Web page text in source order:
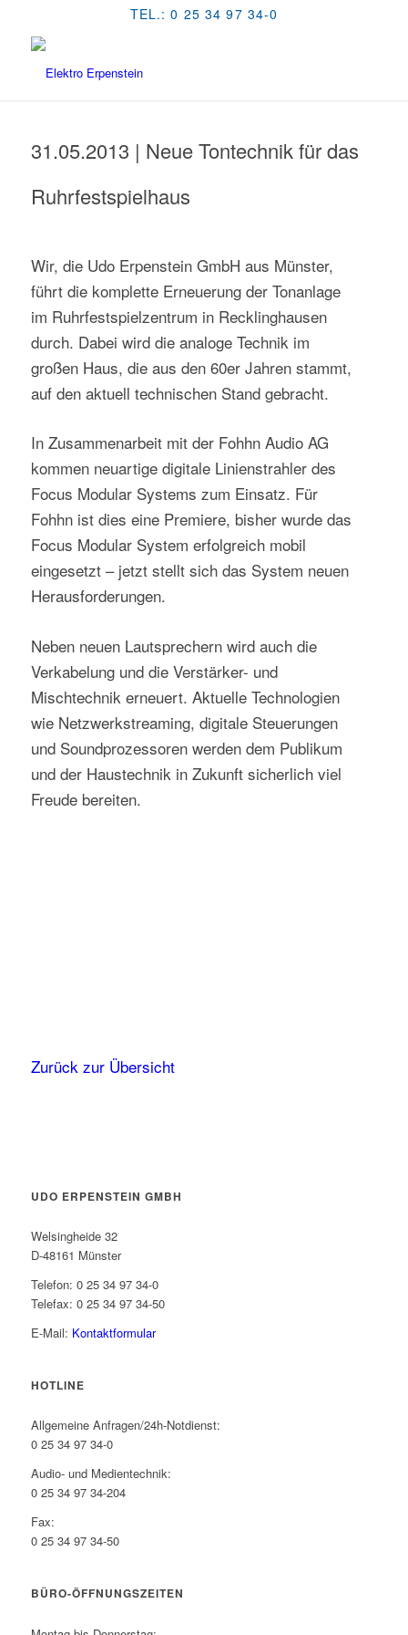
TEL.: 0 25 34 97 34-0
31.05.2013 | Neue Tontechnik für das
Ruhrfestspielhaus
Wir, die Udo Erpenstein GmbH aus Münster,
führt die komplette Erneuerung der Tonanlage
im Ruhrfestspielzentrum in Recklinghausen
durch. Dabei wird die analoge Technik im
großen Haus, die aus den 60er Jahren stammt,
auf den aktuell technischen Stand gebracht.
In Zusammenarbeit mit der Fohhn Audio AG
kommen neuartige digitale Linienstrahler des
Focus Modular Systems zum Einsatz. Für
Fohhn ist dies eine Premiere, bisher wurde das
Focus Modular System erfolgreich mobil
eingesetzt – jetzt stellt sich das System neuen
Herausforderungen.
Neben neuen Lautsprechern wird auch die
Verkabelung und die Verstärker- und
Mischtechnik erneuert. Aktuelle Technologien
wie Netzwerkstreaming, digitale Steuerungen
und Soundprozessoren werden dem Publikum
und der Haustechnik in Zukunft sicherlich viel
Freude bereiten.
Zurück zur Übersicht
UDO ERPENSTEIN GMBH
Welsingheide 32
D-48161 Münster
Telefon: 0 25 34 97 34-0
Telefax: 0 25 34 97 34-50
E-Mail: Kontaktformular
HOTLINE
Allgemeine Anfragen/24h-Notdienst:
0 25 34 97 34-0
Audio- und Medientechnik:
0 25 34 97 34-204
Fax:
0 25 34 97 34-50
BÜRO-ÖFFNUNGSZEITEN